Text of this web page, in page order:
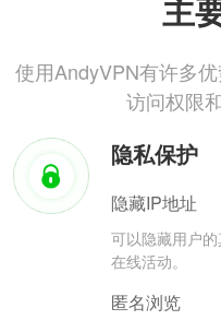
主
使用AndyVPN有许多优
访问权限
隐私保护
隐藏IP地址
可以隐藏用户
在线活动。
匿名浏览